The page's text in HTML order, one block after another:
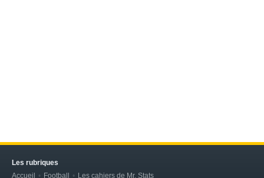
Les rubriques
Accueil
Football
Les cahiers de Mr. Stats